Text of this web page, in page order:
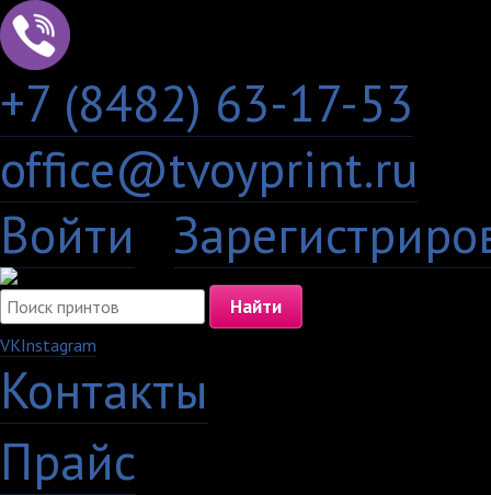
+7 (8482) 63-17-53
office@tvoyprint.ru
Войти
VKInstagram
Контакты
Прайс